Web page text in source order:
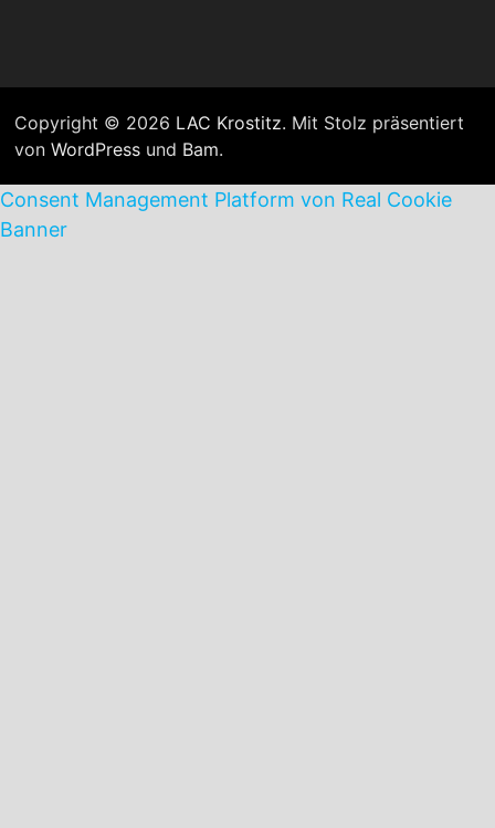
Copyright © 2026 LAC Krostitz. Mit Stolz präsentiert
von WordPressund Bam.
Consent Management Platform von Real Cookie
Banner